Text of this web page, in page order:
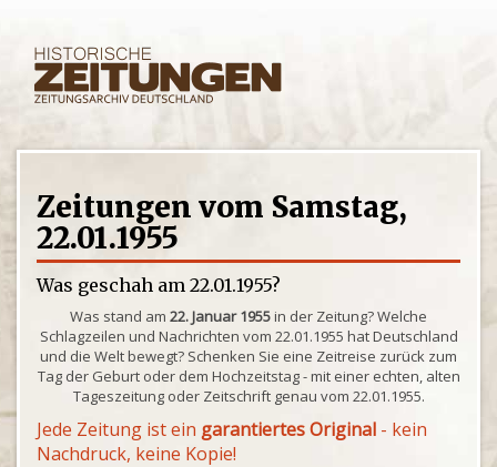
Zeitungen vom Samstag,
22.01.1955
Was geschah am 22.01.1955?
Was stand am 22. Januar 1955in der Zeitung? Welche
Schlagzeilen und Nachrichten vom 22.01.1955 hat Deutschland
und die Welt bewegt? Schenken Sie eine Zeitreise zurück zum
Tag der Geburt oder dem Hochzeitstag - mit einer echten, alten
Tageszeitung oder Zeitschrift genau vom 22.01.1955.
Jede Zeitung ist ein garantiertes Original - kein
Nachdruck, keine Kopie!